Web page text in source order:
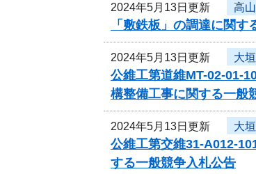
2024年5月13日更新 高
「敷鉄板」の調達に関
2024年5月13日更新 大
公維工第道維MT-02-01-
構整備工事に関する一般
2024年5月13日更新 大
公維工第交維31-A012-
する一般競争入札公告